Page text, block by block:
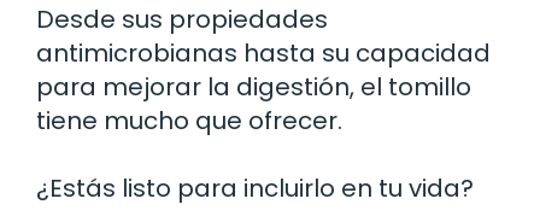
Desde sus propiedades
antimicrobianas hasta su capacidad
para mejorar la digestión, el tomillo
tiene mucho que ofrecer.
¿Estás listo para incluirlo en tu vida?